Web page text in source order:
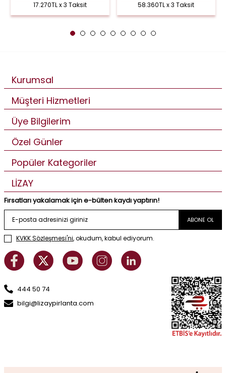
17.270TL x 3 Taksit 58.360TL x 3 Taksit
Kurumsal
Müşteri Hizmetleri
Üye Bilgilerim
Özel Günler
Popüler Kategoriler
LİZAY
Fırsatları yakalamak için e-bülten kaydı yaptırın!
ABONE OL
KVKK Sözleşmesi'ni, okudum, kabul ediyorum.
444 50 74
bilgi@lizaypirlanta.com